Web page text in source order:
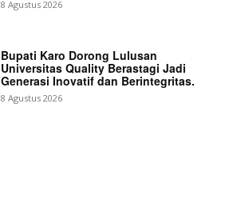
8 Agustus 2026
Bupati Karo Dorong Lulusan
Universitas Quality Berastagi Jadi
Generasi Inovatif dan Berintegritas.
8 Agustus 2026